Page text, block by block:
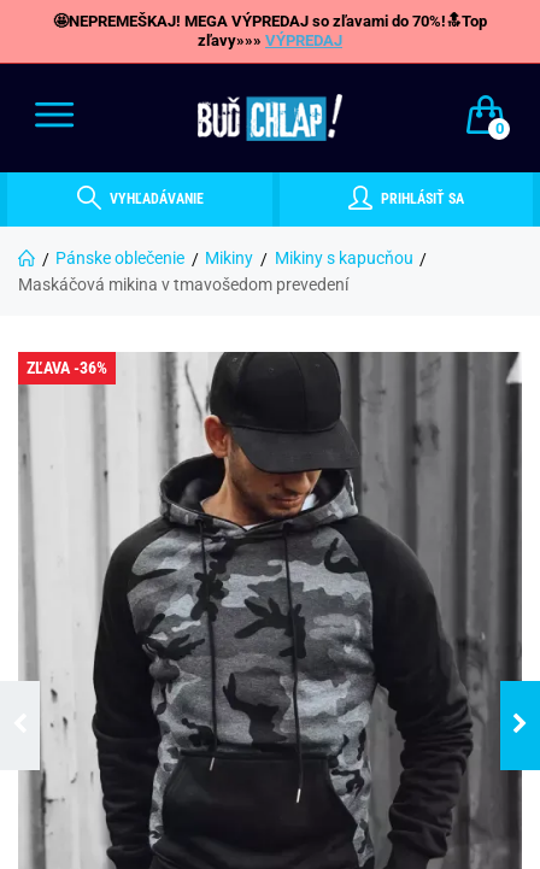
🤩NEPREMEŠKAJ! MEGA VÝPREDAJ so zľavami do 70%!🔝Top
zľavy»»» VÝPREDAJ
0
VYHĽADÁVANIE PRIHLÁSIŤ SA
Pánske oblečenie Mikiny
Mikiny s kapucňou
Maskáčová mikina v tmavošedom prevedení
ZĽAVA -36%